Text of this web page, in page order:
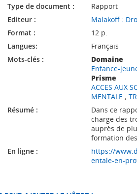
Type de document :
Rapport
Editeur :
Malakoff :
Format :
12 p.
Langues:
Français
Mots-clés :
Domaine
Enfance-
Prisme
ACCES AUX
MENTALE ;
Résumé :
Dans ce
charge des
auprès de
formation
En ligne :
https://
entale-en-